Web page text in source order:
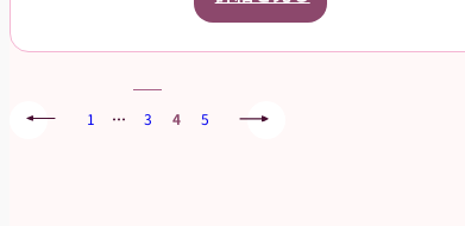
関する研修などは、事前に担当者から数日間行いま
勤務エリア：三重県松坂市、伊勢市、志摩市などを
1 … 3 4 5